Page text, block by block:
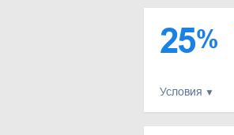
25%
Условия